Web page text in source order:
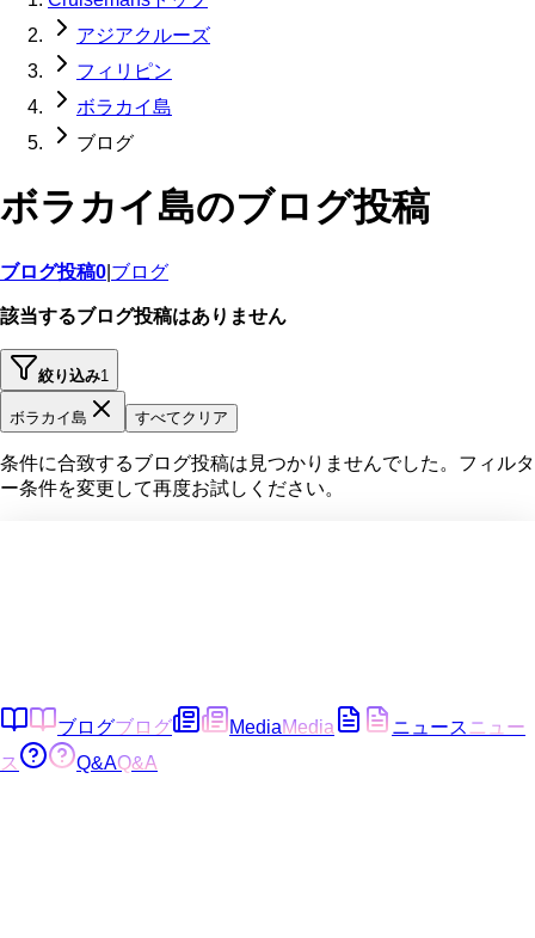
アジアクルーズ
フィリピン
ボラカイ島
ブログ
ボラカイ島のブログ投稿
ブログ投稿0 ブログ
該当するブログ投稿はありません
絞り込み1
ボラカイ島 すべてクリア
条件に合致するブログ投稿は見つかりませんでした。フィルタ
ー条件を変更して再度お試しください。
ブログブログ MediaMedia ニュース ニュー
ス
Q&AQ&A